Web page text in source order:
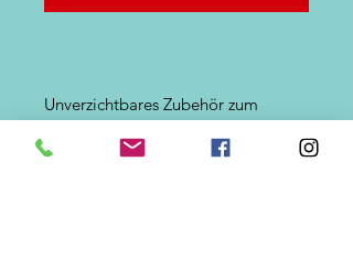
Unverzichtbares Zubehör zum
der Aufsatz zum Fangen von